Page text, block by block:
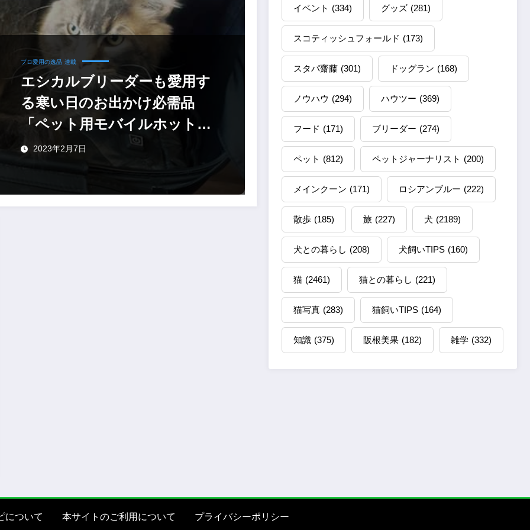
プロ愛用の逸品 連載
エシカルブリーダーも愛用す
る寒い日のお出かけ必需品
「ペット用モバイルホットカ
ーペット」
2023年2月7日
イベント (334) グッズ (281)
スコティッシュフォールド (173)
スタパ齋藤 (301) ドッグラン (168)
ノウハウ (294) ハウツー (369)
フード (171) ブリーダー (274)
ペット (812) ペットジャーナリスト (200)
メインクーン (171) ロシアンブルー (222)
散歩 (185) 旅 (227) 犬 (2189)
犬との暮らし (208) 犬飼いTIPS (160)
猫 (2461) 猫との暮らし (221)
猫写真 (283) 猫飼いTIPS (164)
知識 (375) 阪根美果 (182) 雑学 (332)
について 本サイトのご利用について プライバシーポリシー